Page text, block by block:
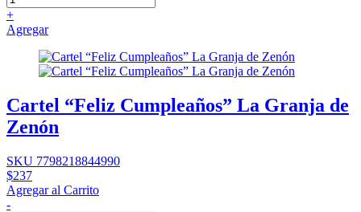
+
Agregar
Cartel “Feliz Cumpleaños” La Granja de
Zenón
SKU 7798218844990
$237
Agregar al Carrito
-